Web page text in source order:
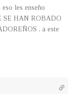
eso les enseño
SE HAN ROBADO
, a este